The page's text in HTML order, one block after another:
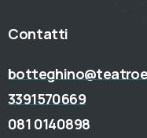
Contatti
3391570669
081 0140898